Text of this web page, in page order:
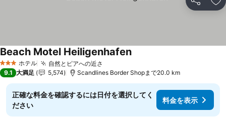
シェア お
3 ホテルのランク
ホテル 自然とピアへの近さ
Beach Motel Heiligenhafen料金を表示
9.1 大満足 5,574 Scandlines Border Shopまで20.0 km
正確な料金を確認するには日付を選択してく
ださい
料金を表示